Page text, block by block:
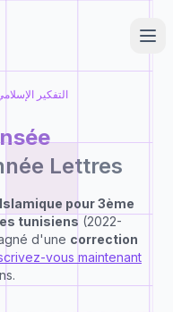
التفكير
Lettres
pour3ème
tunisiens (2022-
d'une correction
vous maintenant